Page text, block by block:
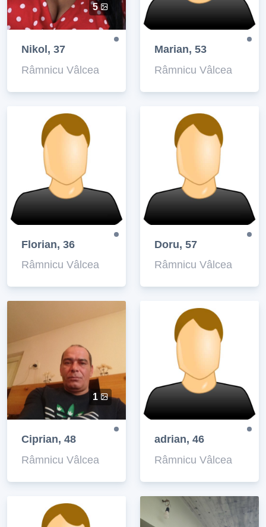
5
Nikol, 37
Râmnicu Vâlcea
Marian, 53
Râmnicu Vâlcea
Florian, 36
Râmnicu Vâlcea
Doru, 57
Râmnicu Vâlcea
1
Ciprian, 48
Râmnicu Vâlcea
adrian, 46
Râmnicu Vâlcea